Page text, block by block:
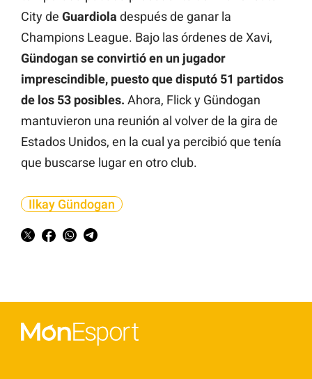
City de Guardiola después de ganar la
Champions League. Bajo las órdenes de Xavi,
Gündogan se convirtió en un jugador
imprescindible, puesto que disputó 51 partidos
de los 53 posibles. Ahora, Flick y Gündogan
mantuvieron una reunión al volver de la gira de
Estados Unidos, en la cual ya percibió que tenía
que buscarse lugar en otro club.
Ilkay Gündogan